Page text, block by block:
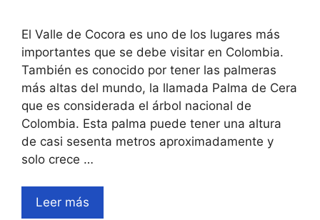
El Valle de Cocora es uno de los lugares más
importantes que se debe visitar en Colombia.
También es conocido por tener las palmeras
más altas del mundo, la llamada Palma de Cera
que es considerada el árbol nacional de
Colombia. Esta palma puede tener una altura
de casi sesenta metros aproximadamente y
solo crece …
Leer más